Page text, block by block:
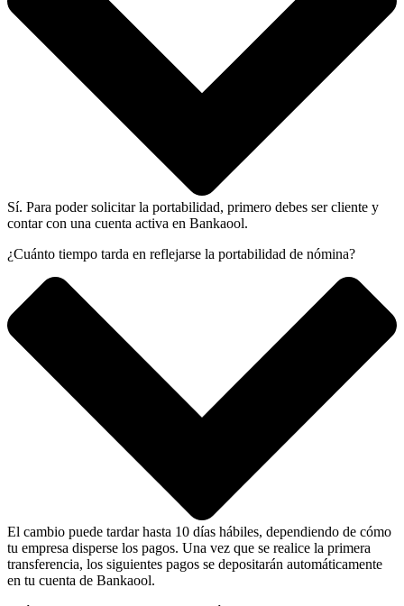
Sí. Para poder solicitar la portabilidad, primero debes ser cliente y
contar con una cuenta activa en Bankaool.
¿Cuánto tiempo tarda en reflejarse la portabilidad de nómina?
El cambio puede tardar hasta 10 días hábiles, dependiendo de cómo
tu empresa disperse los pagos. Una vez que se realice la primera
transferencia, los siguientes pagos se depositarán automáticamente
en tu cuenta de Bankaool.